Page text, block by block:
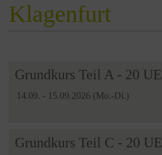
Klagenfurt
Grundkurs Teil A - 20 UE
14.09. - 15.09.2026 (Mo.-Di.)
Grundkurs Teil C - 20 UE